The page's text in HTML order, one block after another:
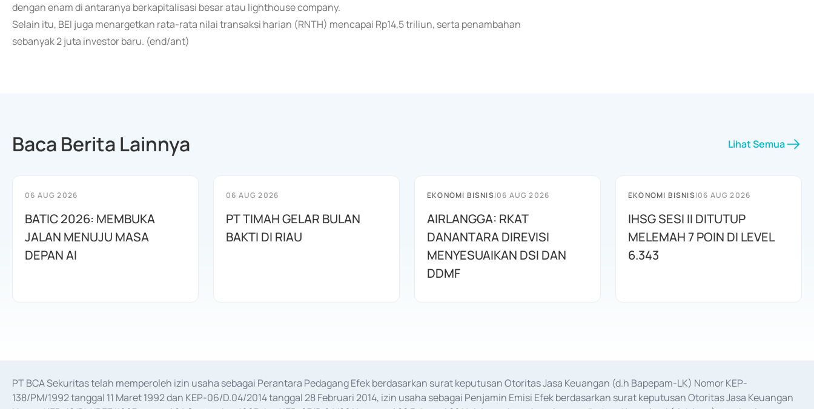
dengan enam di antaranya berkapitalisasi besar atau lighthouse company.
Selain itu, BEI juga menargetkan rata-rata nilai transaksi harian (RNTH) mencapai Rp14,5 triliun, serta penambahan
sebanyak 2 juta investor baru. (end/ant)
Baca Berita Lainnya Lihat Semua
06 AUG 2026
BATIC 2026: MEMBUKA
JALAN MENUJU MASA
DEPAN AI
06 AUG 2026
PT TIMAH GELAR BULAN
BAKTI DI RIAU
EKONOMI BISNIS|06 AUG 2026
AIRLANGGA: RKAT
DANANTARA DIREVISI
MENYESUAIKAN DSI DAN
DDMF
EKONOMI BISNIS|06 AUG 2026
IHSG SESI II DITUTUP
MELEMAH 7 POIN DI LEVEL
6.343
PT BCA Sekuritas telah memperoleh izin usaha sebagai Perantara Pedagang Efek berdasarkan surat keputusan Otoritas Jasa Keuangan (d.h Bapepam-LK) Nomor KEP-
138/PM/1992 tanggal 11 Maret 1992 dan KEP-06/D.04/2014 tanggal 28 Februari 2014, izin usaha sebagai Penjamin Emisi Efek berdasarkan surat keputusan Otoritas Jasa Keuangan